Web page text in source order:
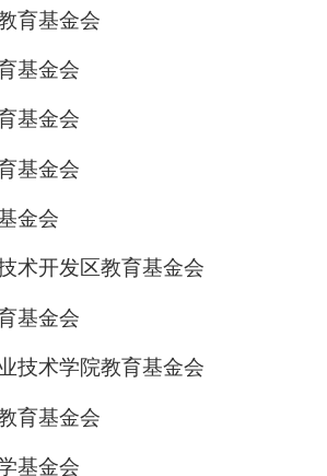
育基金会
基金会
基金会
基金会
金会
术开发区教育基金会
基金会
技术学院教育基金会
育基金会
基金会